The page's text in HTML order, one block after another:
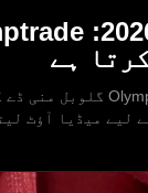
ہے
لیے میڈیا آؤٹ